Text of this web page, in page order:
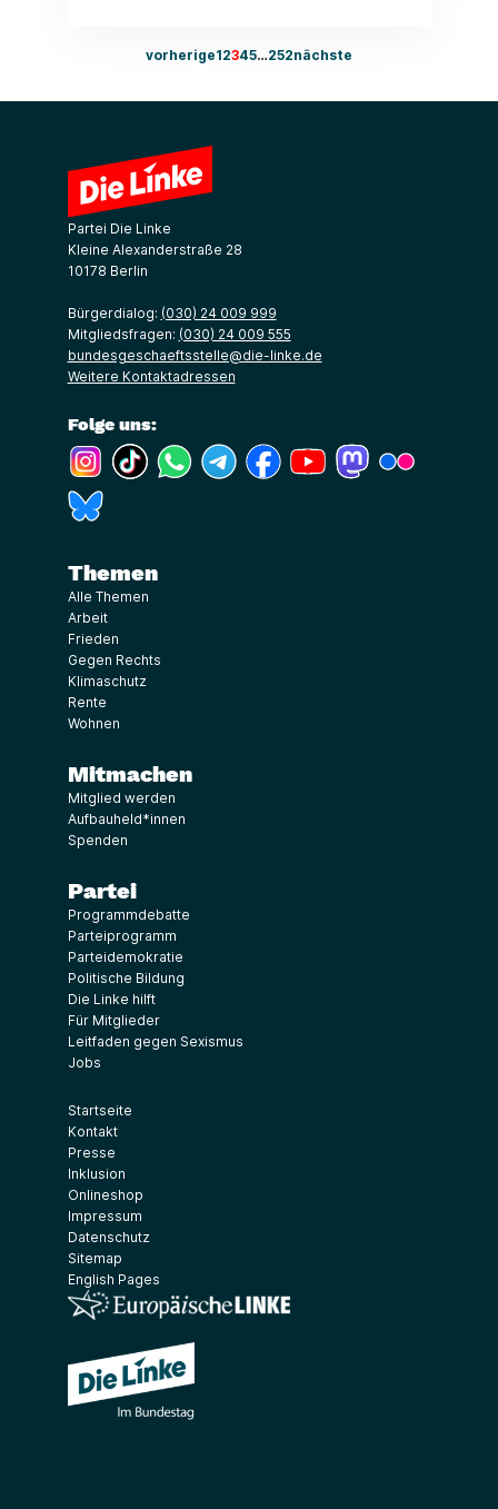
vorherige12345…252nächste
Partei Die Linke
Kleine Alexanderstraße 28
10178 Berlin
Bürgerdialog: (030) 24 009 999
Mitgliedsfragen: (030) 24 009 555
bundesgeschaeftsstelle@die-linke.de
Weitere Kontaktadressen
Folge uns:
(Link öffnet ein neues Fenster)
(Link öffnet ein neues Fenster)
(Link öffnet ein neues Fenster)
(Link öffnet ein neues Fenster)
(Link öffnet ein neues Fenster)
(Link öffnet ein neues
(Link öffnet ein
Themen
Alle Themen
Arbeit
Frieden
Gegen Rechts
Klimaschutz
Rente
Wohnen
Mitmachen
Mitglied werden
Aufbauheld*innen
Spenden
Partei
Programmdebatte
Parteiprogramm
Parteidemokratie
Politische Bildung
Die Linke hilft
Für Mitglieder
Leitfaden gegen Sexismus
Jobs
Startseite
Kontakt
Presse
Inklusion
Onlineshop
Impressum
Datenschutz
Sitemap
English Pages
(Link öffnet ein neues Fenster)